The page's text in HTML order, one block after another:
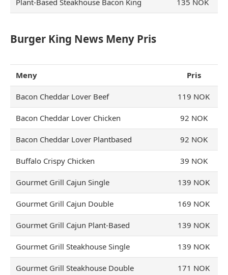
Plant-Based Steakhouse Bacon King 135 NOK
Burger King News Meny Pris
Meny Pris
Bacon Cheddar Lover Beef 119 NOK
Bacon Cheddar Lover Chicken 92 NOK
Bacon Cheddar Lover Plantbased 92 NOK
Buffalo Crispy Chicken 39 NOK
Gourmet Grill Cajun Single 139 NOK
Gourmet Grill Cajun Double 169 NOK
Gourmet Grill Cajun Plant-Based 139 NOK
Gourmet Grill Steakhouse Single 139 NOK
Gourmet Grill Steakhouse Double 171 NOK